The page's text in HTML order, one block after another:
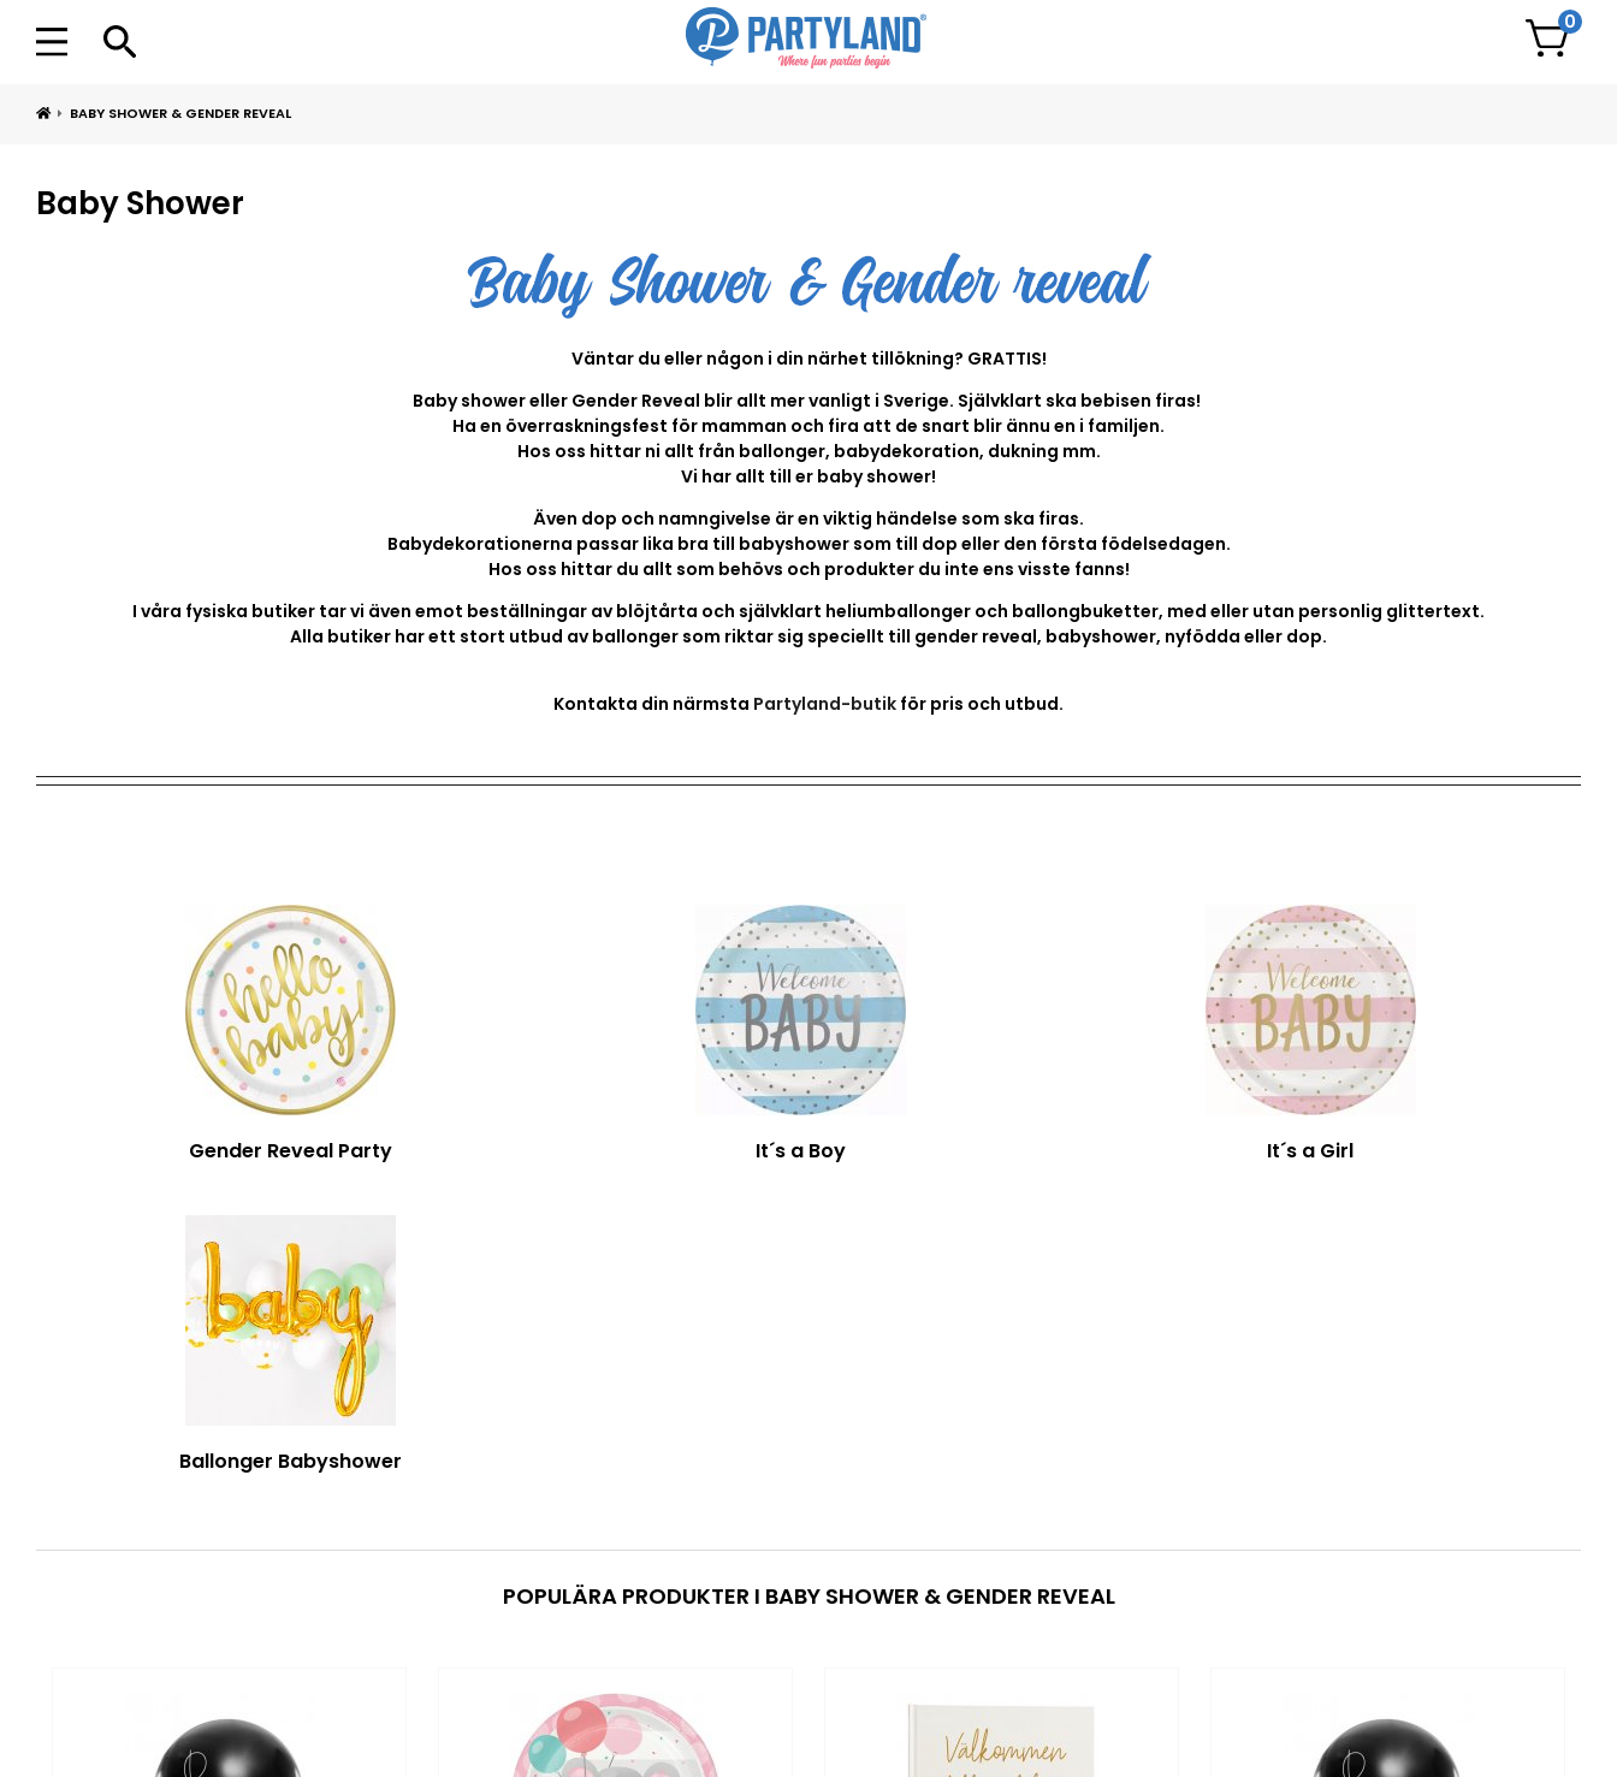
0
BABY SHOWER & GENDER REVEAL
Baby Shower
Väntar du eller någon i din närhet tillökning? GRATTIS!
Baby shower eller Gender Reveal blir allt mer vanligt i Sverige. Självklart ska bebisen firas!
Ha en överraskningsfest för mamman och fira att de snart blir ännu en i familjen.
Hos oss hittar ni allt från ballonger, babydekoration, dukning mm.
Vi har allt till er baby shower!
Även dop och namngivelse är en viktig händelse som ska firas.
Babydekorationerna passar lika bra till babyshower som till dop eller den första födelsedagen.
Hos oss hittar du allt som behövs och produkter du inte ens visste fanns!
I våra fysiska butiker tar vi även emot beställningar av blöjtårta och självklart heliumballonger och ballongbuketter, med eller utan personlig glittertext.
Alla butiker har ett stort utbud av ballonger som riktar sig speciellt till gender reveal, babyshower, nyfödda eller dop.
Kontakta din närmsta Partyland-butik för pris och utbud.
Gender Reveal Party It´s a Boy It´s a Girl
Ballonger Babyshower
POPULÄRA PRODUKTER I BABY SHOWER & GENDER REVEAL